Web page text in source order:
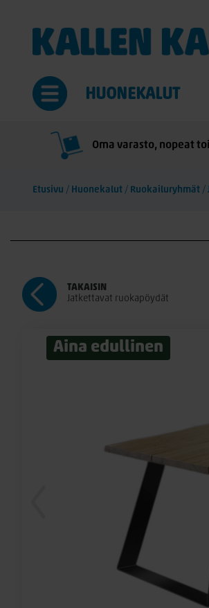
HUONEKALUT
Oma varasto, nopeat
Etusivu / Huonekalut / Ruokailuryhmät /
TAKAISIN
Jatkettavat ruokapöydät
Aina edullinen